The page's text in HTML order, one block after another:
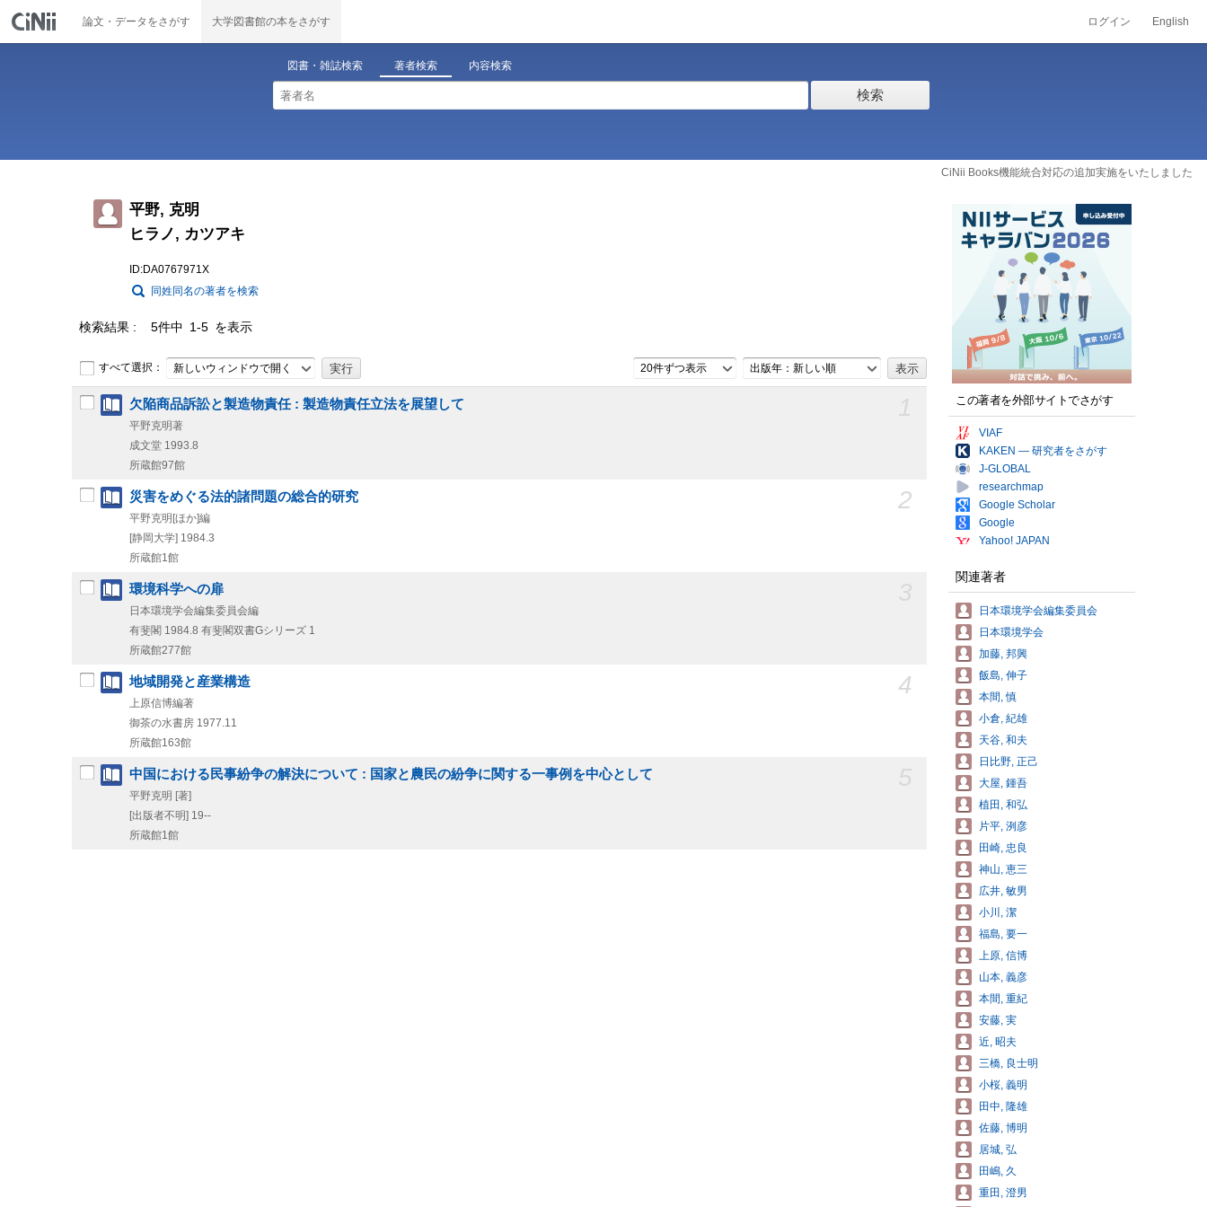
論文・データをさがす 大学図書館の本をさがす ログイン English
図書・雑誌検索 著者検索 内容検索
検索
CiNii Books機能統合対応の追加実施をいたしました
平野, 克明
ヒラノ, カツアキ
ID:DA0767971X
同姓同名の著者を検索
検索結果 5件中 1-5 を表示
すべて選択： 新しいウィンドウで開く 20件ずつ表示 出版年：新しい順
欠陥商品訴訟と製造物責任 : 製造物責任立法を展望して
平野克明著
成文堂 1993.8
所蔵館97館
2
災害をめぐる法的諸問題の総合的研究
平野克明[ほか]編
[静岡大学] 1984.3
所蔵館1館
環境科学への扉
日本環境学会編集委員会編
有斐閣 1984.8 有斐閣双書Gシリーズ 1
所蔵館277館
4
地域開発と産業構造
上原信博編著
御茶の水書房 1977.11
所蔵館163館
中国における民事紛争の解決について : 国家と農民の紛争に関する一事例を中心として
平野克明 [著]
[出版者不明] 19--
所蔵館1館
この著者を外部サイトでさがす
VIAF
KAKEN — 研究者をさがす
J-GLOBAL
researchmap
Google Scholar
Google
Yahoo! JAPAN
関連著者
日本環境学会編集委員会
日本環境学会
加藤, 邦興
飯島, 伸子
本間, 慎
小倉, 紀雄
天谷, 和夫
日比野, 正己
大屋, 鍾吾
植田, 和弘
片平, 洌彦
田崎, 忠良
神山, 恵三
広井, 敏男
小川, 潔
福島, 要一
上原, 信博
山本, 義彦
本間, 重紀
安藤, 実
近, 昭夫
三橋, 良士明
小桜, 義明
田中, 隆雄
佐藤, 博明
居城, 弘
田嶋, 久
重田, 澄男